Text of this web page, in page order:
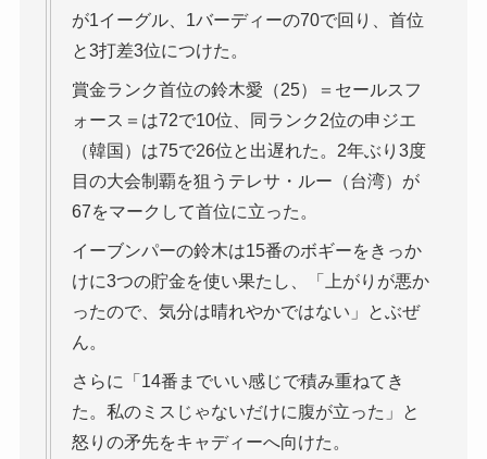
が1イーグル、1バーディーの70で回り、首位
と3打差3位につけた。
賞金ランク首位の鈴木愛（25）＝セールスフ
ォース＝は72で10位、同ランク2位の申ジエ
（韓国）は75で26位と出遅れた。2年ぶり3度
目の大会制覇を狙うテレサ・ルー（台湾）が
67をマークして首位に立った。
イーブンパーの鈴木は15番のボギーをきっか
けに3つの貯金を使い果たし、「上がりが悪か
ったので、気分は晴れやかではない」とぶぜ
ん。
さらに「14番までいい感じで積み重ねてき
た。私のミスじゃないだけに腹が立った」と
怒りの矛先をキャディーへ向けた。